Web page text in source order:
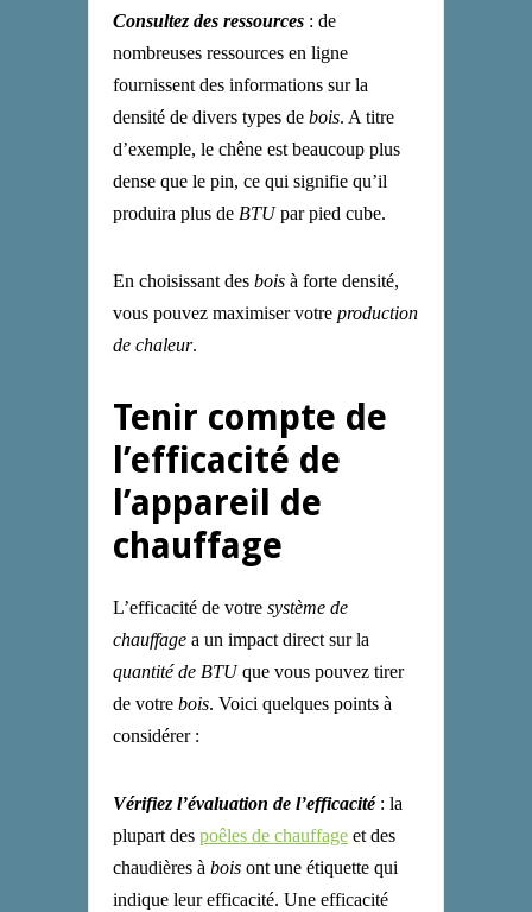
Consultez des ressources : de
nombreuses ressources en ligne
fournissent des informations sur la
densité de divers types de bois. A titre
d’exemple, le chêne est beaucoup plus
dense que le pin, ce qui signifie qu’il
produira plus de BTUpar pied cube.
En choisissant des bois à forte densité,
vous pouvez maximiser votre production
de chaleur.
Tenir compte de
l’efficacité de
l’appareil de
chauffage
L’efficacité de votre système de
chauffage a un impact direct sur la
quantité de BTUque vous pouvez tirer
de votre bois. Voici quelques points à
considérer :
Vérifiez l’évaluation de l’efficacité: la
plupart des poêles de chauffage et des
chaudières à bois ont une étiquette qui
indique leur efficacité. Une efficacité